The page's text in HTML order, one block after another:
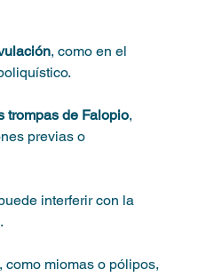
, como en el
trompas de Falopio,
previas o
interferir con la
, como miomas o pólipos,